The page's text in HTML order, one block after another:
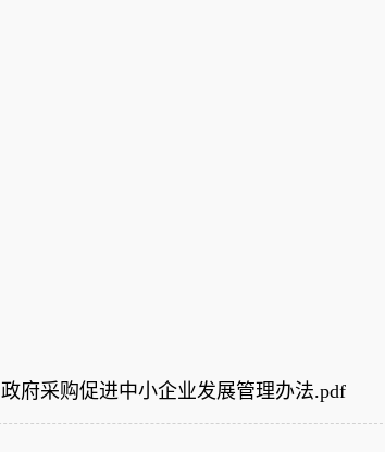
政府采购促进中小企业发展管理办法.pdf